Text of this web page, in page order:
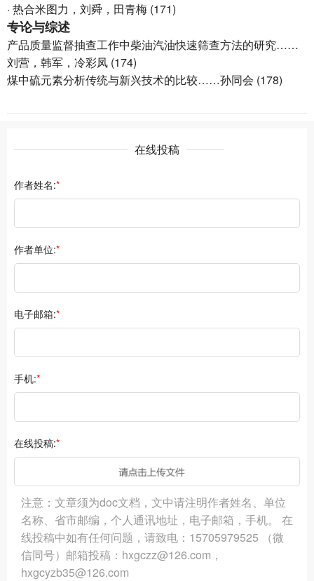
· 热合米图力，刘舜，田青梅 (171)
专论与综述
产品质量监督抽查工作中柴油汽油快速筛查方法的研究……
刘营，韩军，冷彩凤 (174)
煤中硫元素分析传统与新兴技术的比较……孙同会 (178)
在线投稿
作者姓名:*
作者单位:*
电子邮箱:*
手机:*
在线投稿:*
注意：文章须为doc文档，文中请注明作者姓名、单位
名称、省市邮编，个人通讯地址，电子邮箱，手机。 在
线投稿中如有任何问题，请致电：15705979525 （微
信同号）邮箱投稿：hxgczz@126.com，
hxgcyzb35@126.com